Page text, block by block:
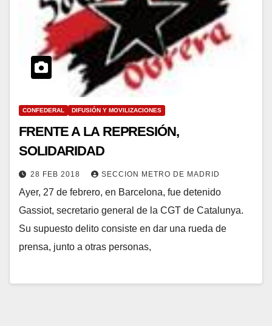
CONFEDERAL DIFUSIÓN Y MOVILIZACIONES
FRENTE A LA REPRESIÓN,
SOLIDARIDAD
28 FEB 2018 SECCION METRO DE MADRID
Ayer, 27 de febrero, en Barcelona, fue detenido
Gassiot, secretario general de la CGT de Catalunya.
Su supuesto delito consiste en dar una rueda de
prensa, junto a otras personas,